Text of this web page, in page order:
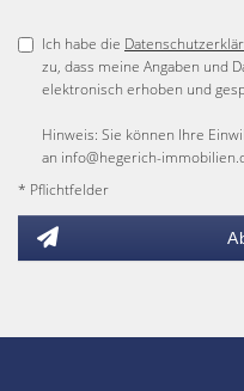
Ich habe die
zu, dass meine Angaben und
elektronisch erhoben und
Hinweis: Sie können Ihre
an info@hegerich-
* Pflichtfelder